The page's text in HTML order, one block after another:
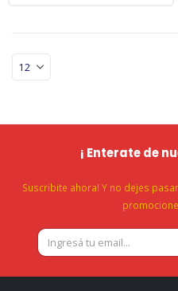
¡ Enterate de
Suscribite ahora! Y no dejes